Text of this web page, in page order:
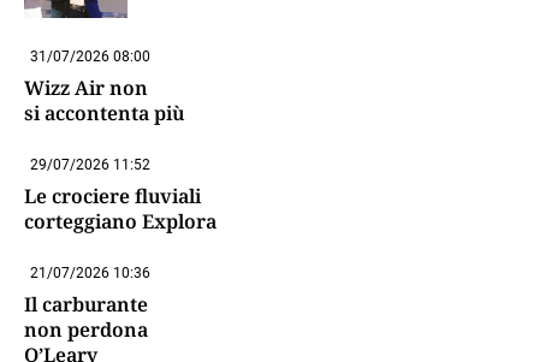
31/07/2026 08:00
Wizz Air non
si accontenta più
29/07/2026 11:52
Le crociere fluviali
corteggiano Explora
21/07/2026 10:36
Il carburante
non perdona
O’Leary